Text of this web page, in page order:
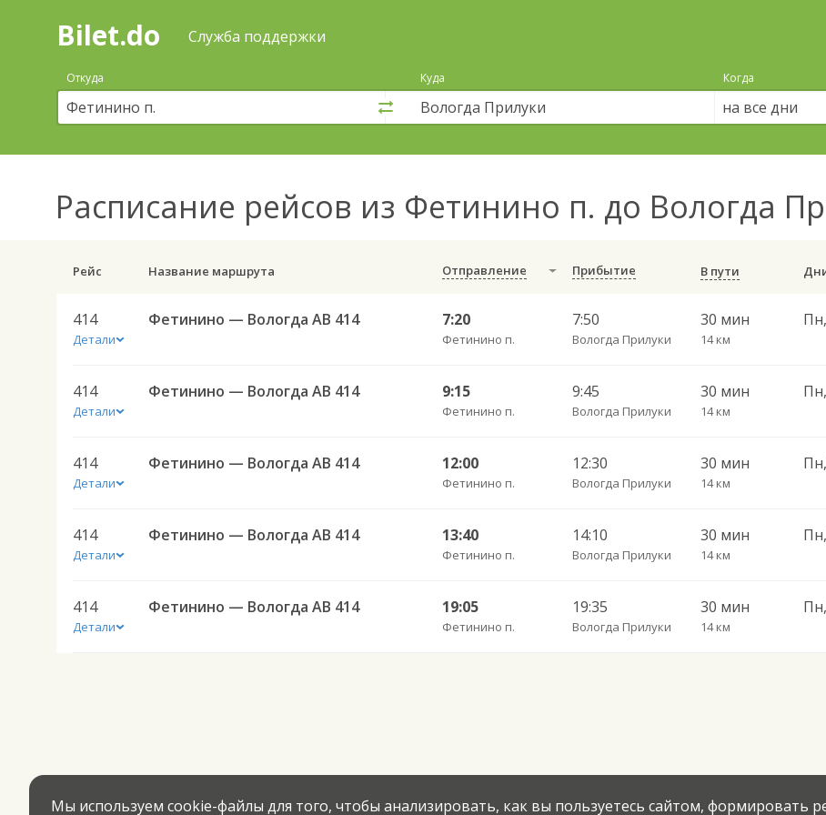
Поиск
покупка
билетов
автобус
онлайн
Bilet.do Служба поддержки
Откуда Куда Когда
на все дни
Расписание рейсов из Фетинино п. до Вологда
Рейс Название маршрута Отправление Прибытие В пути
414
Детали
Фетинино — Вологда АВ 414 7:20
Фетинино п.
7:50
Вологда Прилуки
30 мин
14 км
414
Детали
Фетинино — Вологда АВ 414 9:15
Фетинино п.
9:45
Вологда Прилуки
30 мин
14 км
414
Детали
Фетинино — Вологда АВ 414 12:00
Фетинино п.
12:30
Вологда Прилуки
30 мин
14 км
414
Детали
Фетинино — Вологда АВ 414 13:40
Фетинино п.
14:10
Вологда Прилуки
30 мин
14 км
414
Детали
Фетинино — Вологда АВ 414 19:05
Фетинино п.
19:35
Вологда Прилуки
30 мин
14 км
Мы используем cookie-файлы для того, чтобы анализировать, как вы пользуетесь сайтом, формировать